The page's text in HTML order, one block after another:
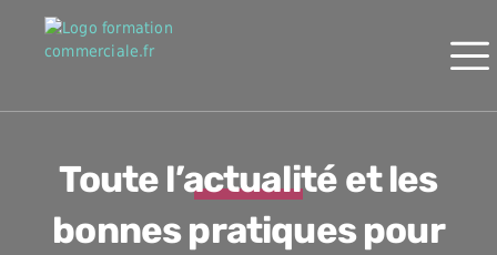
Toute l’actualité et les
bonnes pratiques pour